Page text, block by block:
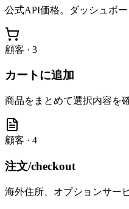
公式API価格。ダッシュボー
顧客 · 3
カートに追加
商品をまとめて選択内容を確
顧客 · 4
注文/checkout
海外住所、オプションサー